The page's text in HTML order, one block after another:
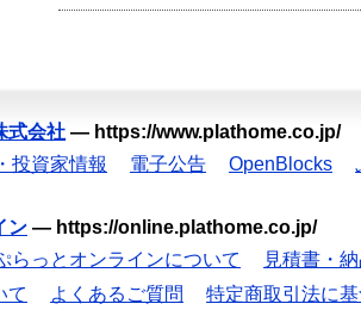
式会社 — https://www.plathome.co.jp/
投資家情報 電子公告 OpenBlocks
ン — https://online.plathome.co.jp/
らっとオンラインについて
見積書・
て
よくあるご質問
特定商取引法に